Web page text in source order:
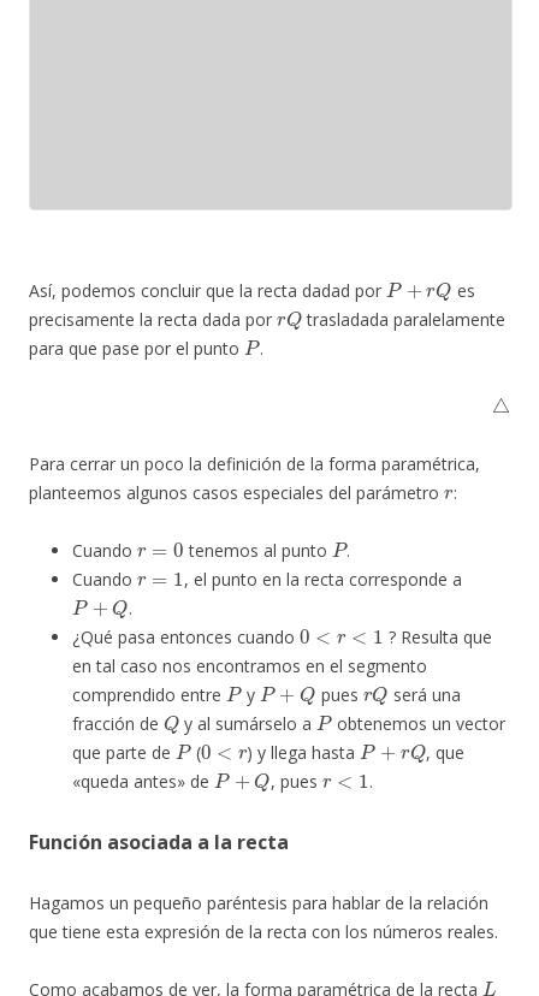
Así, podemos concluir que la recta dadad por
P+
es
precisamente la recta dada por
rQ
trasladada paralelamente
para que pase por el punto
P
.
△
Para cerrar un poco la definición de la forma paramétrica,
planteemos algunos casos especiales del parámetro
r
:
Cuando tenemos al punto
P
.
Cuando
r
, el punto en la recta corresponde a
P+Q
.
¿Qué pasa entonces cuando
0
? Resulta que
en tal caso nos encontramos en el segmento
comprendido entre
P
y
P+Q
pues
rQ
será una
fracción de
Q
y al sumárselo a
P
obtenemos un vector
que parte de
P
(
0 <r
) y llega hasta
P+rQ
, que
«queda antes» de
P+ Q
, pues
r<1
.
Función asociada a la recta
Hagamos un pequeño paréntesis para hablar de la relación
que tiene esta expresión de la recta con los números reales.
Como acabamos de ver, la forma paramétrica de la recta
L